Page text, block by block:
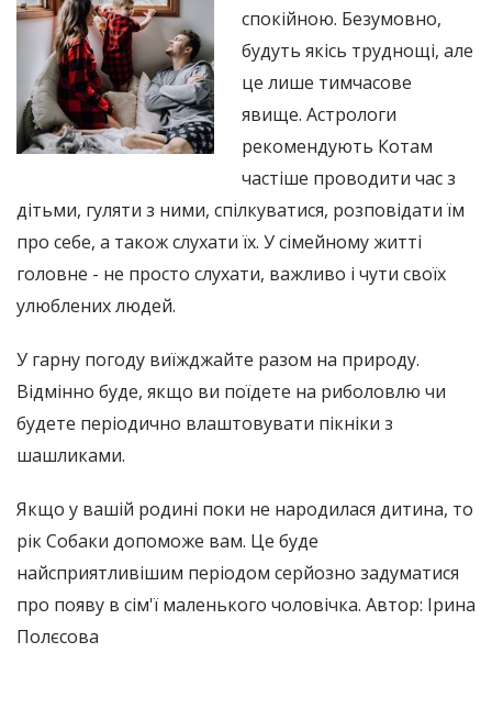
спокійною. Безумовно,
будуть якісь труднощі, але
це лише тимчасове
явище. Астрологи
рекомендують Котам
частіше проводити час з
дітьми, гуляти з ними, спілкуватися, розповідати їм
про себе, а також слухати їх. У сімейному житті
головне - не просто слухати, важливо і чути своїх
улюблених людей.
У гарну погоду виїжджайте разом на природу.
Відмінно буде, якщо ви поїдете на риболовлю чи
будете періодично влаштовувати пікніки з
шашликами.
Якщо у вашій родині поки не народилася дитина, то
рік Собаки допоможе вам. Це буде
найсприятливішим періодом серйозно задуматися
про появу в сім'ї маленького чоловічка. Автор: Ірина
Полєсова